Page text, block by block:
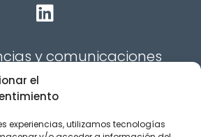
el
experiencias, utilizamos tecnologías

y comunicaciones